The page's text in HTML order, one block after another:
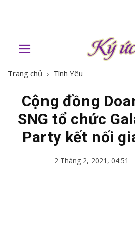
Trang chủ Tình Yêu
Cộng đồng
SNG tổ chức
Party kết nối
2 Tháng 2, 2021, 04:51